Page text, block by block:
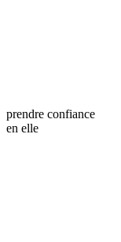
prendre confiance
en elle